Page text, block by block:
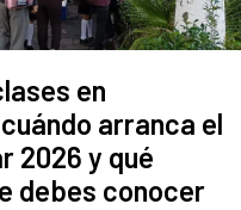
en
arranca el
2026 y qué
debes conocer